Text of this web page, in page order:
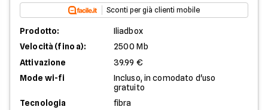
Sconti per già clienti mobile
Prodotto:
Iliadbox
Velocità (fino a):
2500 Mb
Attivazione
39.99 €
Mode wi-fi
Incluso, in comodato d'uso
gratuito
Tecnologia
fibra